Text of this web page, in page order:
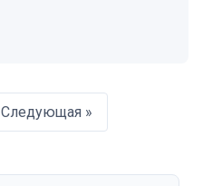
Следующая »